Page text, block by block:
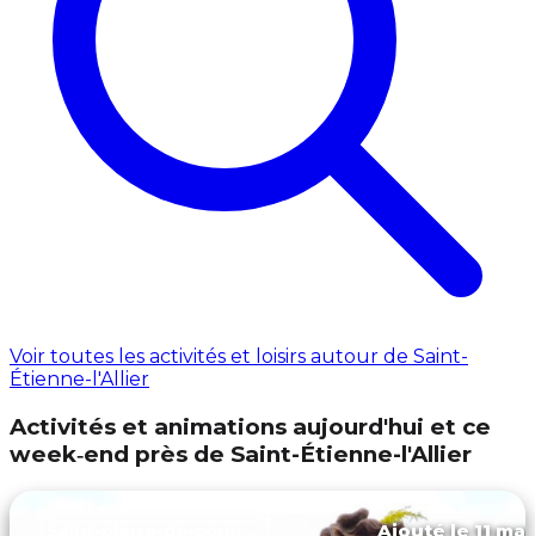
Voir toutes les activités et loisirs autour de Saint-
Étienne-l'Allier
Activités et animations aujourd'hui et ce
week‑end près de Saint-Étienne-l'Allier
Ajouté le 11